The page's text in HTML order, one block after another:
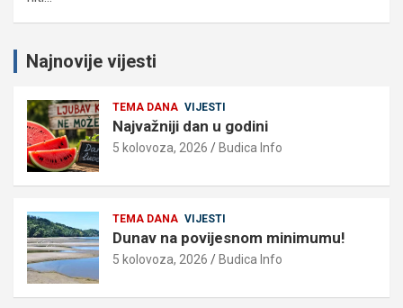
Najnovije vijesti
TEMA DANA VIJESTI
Najvažniji dan u godini
5 kolovoza, 2026 Budica Info
TEMA DANA VIJESTI
Dunav na povijesnom minimumu!
5 kolovoza, 2026 Budica Info